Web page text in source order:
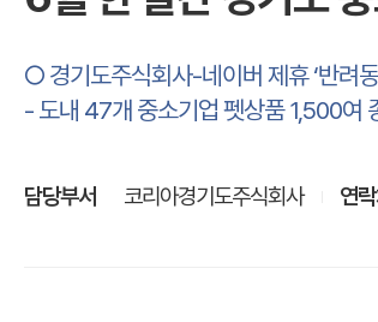
○ 경기도주식회사-네이버 제휴 ‘반려
- 도내 47개 중소기업 펫상품 1,500여
담당부서 코리아경기도주식회사 연